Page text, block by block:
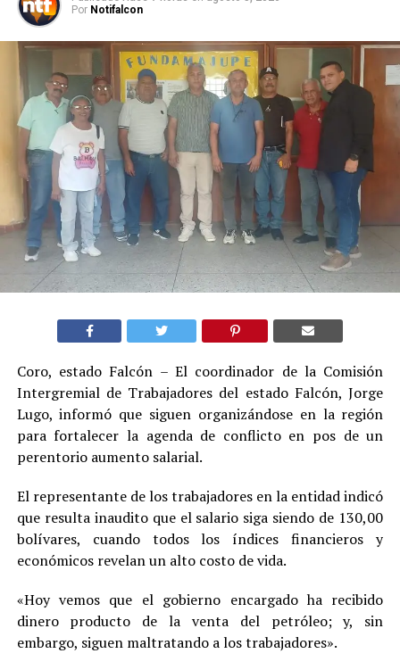
Por Notifalcon
Coro, estado Falcón – El coordinador de la Comisión
Intergremial de Trabajadores del estado Falcón, Jorge
Lugo, informó que siguen organizándose en la región
para fortalecer la agenda de conflicto en pos de un
perentorio aumento salarial.
El representante de los trabajadores en la entidad indicó
que resulta inaudito que el salario siga siendo de 130,00
bolívares, cuando todos los índices financieros y
económicos revelan un alto costo de vida.
«Hoy vemos que el gobierno encargado ha recibido
dinero producto de la venta del petróleo; y, sin
embargo, siguen maltratando a los trabajadores».